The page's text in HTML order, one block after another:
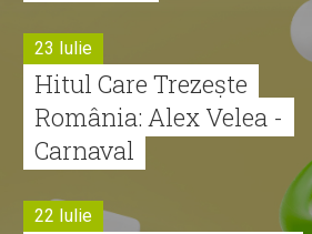
23 Iulie
Hitul Care Trezește
România: Alex Velea -
Carnaval
22 Iulie